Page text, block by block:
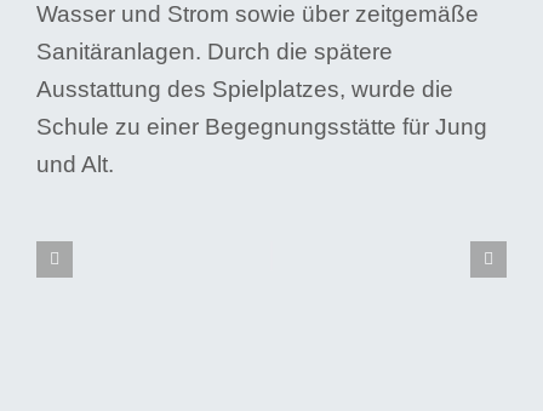
Wasser und Strom sowie über zeitgemäße
Sanitäranlagen. Durch die spätere
Ausstattung des Spielplatzes, wurde die
Schule zu einer Begegnungsstätte für Jung
und Alt.